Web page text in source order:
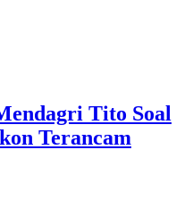
Tito Soal
Terancam